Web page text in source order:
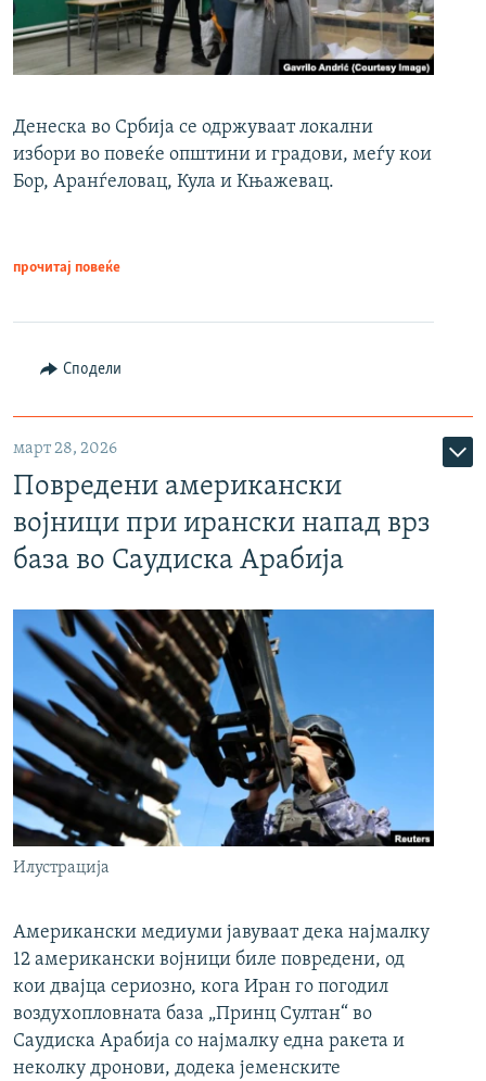
Денеска во Србија се одржуваат локални
избори во повеќе општини и градови, меѓу кои
Бор, Аранѓеловац, Кула и Књажевац.
прочитај повеќе
Сподели
март 28, 2026
Повредени американски
војници при ирански напад врз
база во Саудиска Арабија
Илустрација
Американски медиуми јавуваат дека најмалку
12 американски војници биле повредени, од
кои двајца сериозно, кога Иран го погодил
воздухопловната база „Принц Султан“ во
Саудиска Арабија со најмалку една ракета и
неколку дронови, додека јеменските